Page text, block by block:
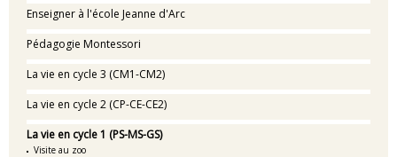
Enseigner à l'école Jeanne d'Arc
Pédagogie Montessori
La vie en cycle 3 (CM1-CM2)
La vie en cycle 2 (CP-CE-CE2)
La vie en cycle 1 (PS-MS-GS)
Visite au zoo